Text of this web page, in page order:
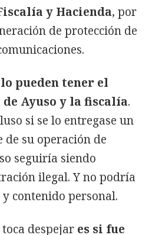
y Hacienda, por
de protección de
pueden tener el
Ayuso y la fiscalía.
si se lo entregase un
su operación de
seguiría siendo
ilegal. Y no podría
contenido personal.
despejar es si fue